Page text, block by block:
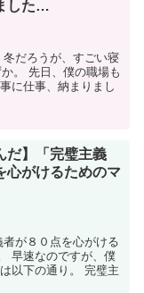
した…
だろうが、すごい寝
。 先日、僕の職場も
に仕事、納まりまし
だ】「完璧主義
心がけるためのマ
が８０点を心がける
早速なのですが、僕
以下の通り。 完璧主